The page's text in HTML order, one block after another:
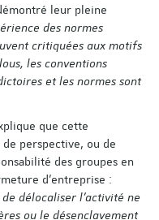
leur pleine
des normes
critiquées aux motifs
les conventions
et les normes sont
que cette
perspective, ou de
des groupes en
d’entreprise :
délocaliser l’activité ne
ou le désenclavement